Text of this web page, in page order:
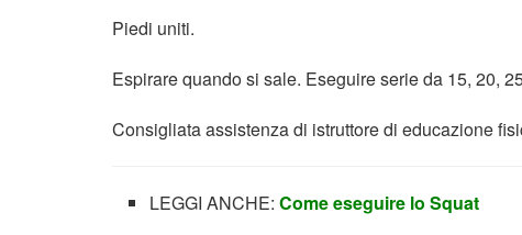
Piedi uniti.
Espirare quando si sale. Eseguire serie da 15, 20,
Consigliata assistenza di istruttore di educazione
LEGGI ANCHE:Come eseguire lo Squat